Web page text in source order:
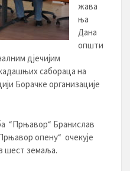
жава
ња
Дана
општи
дјечијим
сабораца на
Борачке организације
“Прњавор“ Бранислав
опену“ очекује
шест земаља.